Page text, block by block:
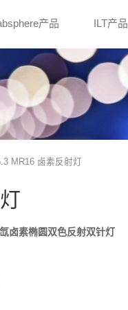
产品 ILT产品
MR16 卤素反射灯
卤素椭圆双色反射双针灯